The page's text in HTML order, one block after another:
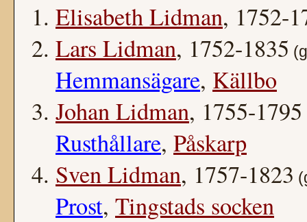
Elisabeth Lidman, 1752-
Lars Lidman, 1752-1835
Hemmansägare, Källbo
Johan Lidman, 1755-1795
Rusthållare, Påskarp
Sven Lidman, 1757-1823
Prost, Tingstads socken